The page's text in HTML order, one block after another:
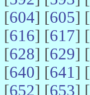
[604] [605] [
[616] [617] [
[628] [629] [
[640] [641] [
[652] [653] [